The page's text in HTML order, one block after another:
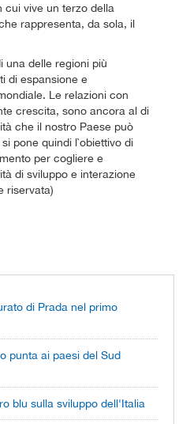
cui vive un terzo della
rappresenta, da sola, il
una delle regioni più
di espansione e
Le relazioni con
crescita, sono ancora al di
che il nostro Paese può
pone quindi l`obiettivo di
per cogliere e
di sviluppo e interazione
riservata)
di Prada nel primo
punta ai paesi del Sud
blu sulla sviluppo dell'Italia